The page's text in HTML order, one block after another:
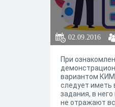
02.09.2016
При
вариантом КИМ
следует иметь
задания, в
не отражают